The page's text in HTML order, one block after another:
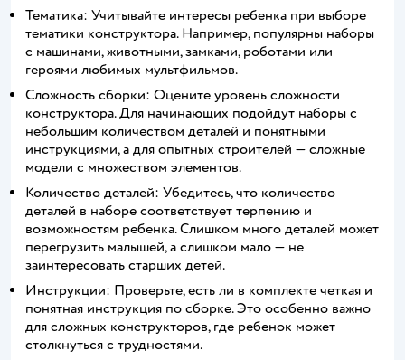
Тематика: Учитывайте интересы ребенка при выборе
тематики конструктора. Например, популярны наборы
с машинами, животными, замками, роботами или
героями любимых мультфильмов.
Сложность сборки: Оцените уровень сложности
конструктора. Для начинающих подойдут наборы с
небольшим количеством деталей и понятными
инструкциями, а для опытных строителей — сложные
модели с множеством элементов.
Количество деталей: Убедитесь, что количество
деталей в наборе соответствует терпению и
возможностям ребенка. Слишком много деталей может
перегрузить малышей, а слишком мало — не
заинтересовать старших детей.
Инструкции: Проверьте, есть ли в комплекте четкая и
понятная инструкция по сборке. Это особенно важно
для сложных конструкторов, где ребенок может
столкнуться с трудностями.